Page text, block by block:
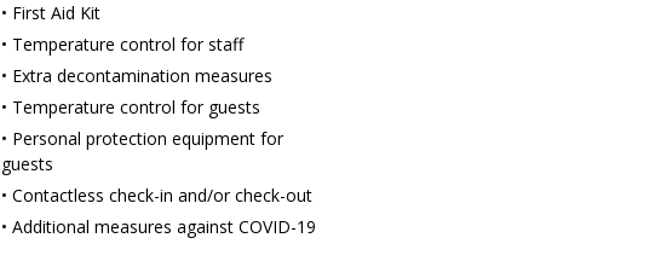
• First Aid Kit
• Temperature control for staff
• Extra decontamination measures
• Temperature control for guests
• Personal protection equipment for
guests
• Contactless check-in and/or check-out
• Additional measures against COVID-19